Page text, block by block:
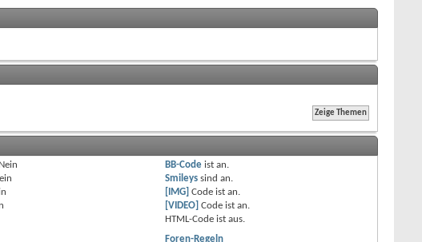
Nein
BB-Code istan.
Smileys sindan.
[IMG] Code istan.
[VIDEO] Code istan.
HTML-Code istaus.
Foren-Regeln